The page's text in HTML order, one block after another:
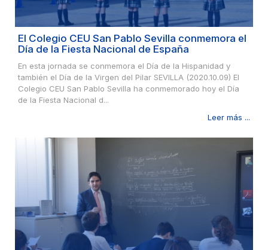
El Colegio CEU San Pablo Sevilla conmemora el
Día de la Fiesta Nacional de España
En esta jornada se conmemora el Día de la Hispanidad y
también el Día de la Virgen del Pilar SEVILLA (2020.10.09) El
Colegio CEU San Pablo Sevilla ha conmemorado hoy el Día
de la Fiesta Nacional d...
Leer más ...